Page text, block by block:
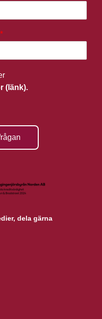
*
(länk).
dela gärna